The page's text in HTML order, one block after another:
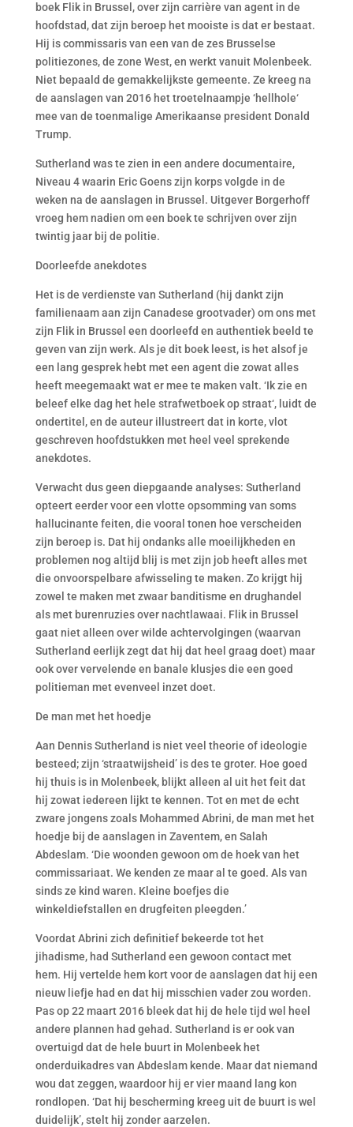
boek Flik in Brussel, over zijn carrière van agent in de
hoofdstad, dat zijn beroep het mooiste is dat er bestaat.
Hij is commissaris van een van de zes Brusselse
politiezones, de zone West, en werkt vanuit Molenbeek.
Niet bepaald de gemakkelijkste gemeente. Ze kreeg na
de aanslagen van 2016 het troetelnaampje ‘hellhole‘
mee van de toenmalige Amerikaanse president Donald
Trump.
Sutherland was te zien in een andere documentaire,
Niveau 4 waarin Eric Goens zijn korps volgde in de
weken na de aanslagen in Brussel. Uitgever Borgerhoff
vroeg hem nadien om een boek te schrijven over zijn
twintig jaar bij de politie.
Doorleefde anekdotes
Het is de verdienste van Sutherland (hij dankt zijn
familienaam aan zijn Canadese grootvader) om ons met
zijn Flik in Brussel een doorleefd en authentiek beeld te
geven van zijn werk. Als je dit boek leest, is het alsof je
een lang gesprek hebt met een agent die zowat alles
heeft meegemaakt wat er mee te maken valt. ‘Ik zie en
beleef elke dag het hele strafwetboek op straat‘, luidt de
ondertitel, en de auteur illustreert dat in korte, vlot
geschreven hoofdstukken met heel veel sprekende
anekdotes.
Verwacht dus geen diepgaande analyses: Sutherland
opteert eerder voor een vlotte opsomming van soms
hallucinante feiten, die vooral tonen hoe verscheiden
zijn beroep is. Dat hij ondanks alle moeilijkheden en
problemen nog altijd blij is met zijn job heeft alles met
die onvoorspelbare afwisseling te maken. Zo krijgt hij
zowel te maken met zwaar banditisme en drughandel
als met burenruzies over nachtlawaai. Flik in Brussel
gaat niet alleen over wilde achtervolgingen (waarvan
Sutherland eerlijk zegt dat hij dat heel graag doet) maar
ook over vervelende en banale klusjes die een goed
politieman met evenveel inzet doet.
De man met het hoedje
Aan Dennis Sutherland is niet veel theorie of ideologie
besteed; zijn ‘straatwijsheid’ is des te groter. Hoe goed
hij thuis is in Molenbeek, blijkt alleen al uit het feit dat
hij zowat iedereen lijkt te kennen. Tot en met de echt
zware jongens zoals Mohammed Abrini, de man met het
hoedje bij de aanslagen in Zaventem, en Salah
Abdeslam. ‘Die woonden gewoon om de hoek van het
commissariaat. We kenden ze maar al te goed. Als van
sinds ze kind waren. Kleine boefjes die
winkeldiefstallen en drugfeiten pleegden.’
Voordat Abrini zich definitief bekeerde tot het
jihadisme, had Sutherland een gewoon contact met
hem. Hij vertelde hem kort voor de aanslagen dat hij een
nieuw liefje had en dat hij misschien vader zou worden.
Pas op 22 maart 2016 bleek dat hij de hele tijd wel heel
andere plannen had gehad. Sutherland is er ook van
overtuigd dat de hele buurt in Molenbeek het
onderduikadres van Abdeslam kende. Maar dat niemand
wou dat zeggen, waardoor hij er vier maand lang kon
rondlopen. ‘Dat hij bescherming kreeg uit de buurt is wel
duidelijk’, stelt hij zonder aarzelen.